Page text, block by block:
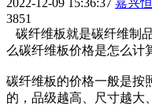
3851
碳纤维板就是碳纤维制
么碳纤维板价格是怎么计
碳纤维板的价格一般是按
的，品级越高、尺寸越大